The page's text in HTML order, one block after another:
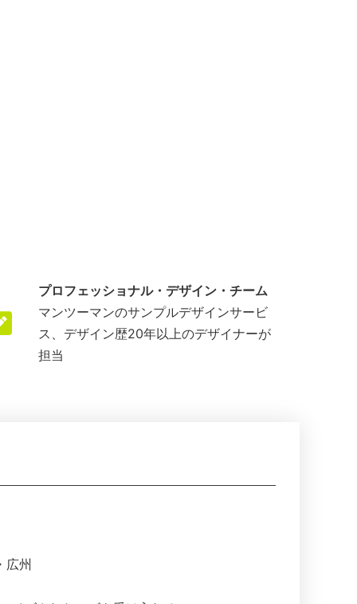
プロフェッショナル・デザイン・チーム
マンツーマンのサンプルデザインサービ
ス、デザイン歴20年以上のデザイナーが
担当
広州